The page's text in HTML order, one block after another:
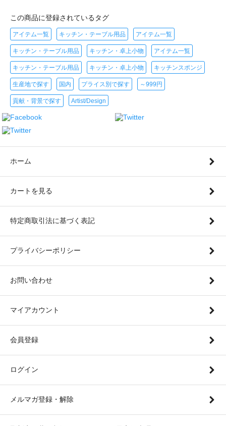
この商品に登録されているタグ
アイテム一覧 キッチン・テーブル用品 アイテム一覧
キッチン・テーブル用品 キッチン・卓上小物 アイテム一覧
キッチン・テーブル用品 キッチン・卓上小物 キッチンスポンジ
生産地で探す 国内 プライス別で探す ～999円
貢献・背景で探す Artist/Design
ホーム
カートを見る
特定商取引法に基づく表記
プライバシーポリシー
お問い合わせ
マイアカウント
会員登録
ログイン
メルマガ登録・解除